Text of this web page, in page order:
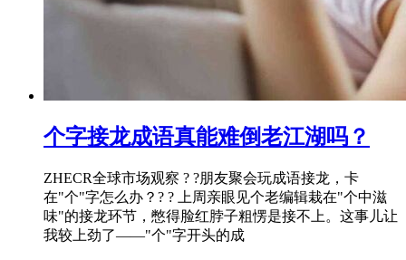
个字接龙成语真能难倒老江湖吗？
ZHECR全球市场观察 ? ?朋友聚会玩成语接龙，卡
在"个"字怎么办？? ? 上周亲眼见个老编辑栽在"个中滋
味"的接龙环节，憋得脸红脖子粗愣是接不上。这事儿让
我较上劲了——"个"字开头的成